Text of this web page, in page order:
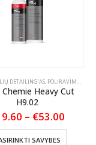
DETAILING'AS, POLIRAVIMAS
Chemie Heavy Cut
H9.02
– €53.00
SAVYBES
This product has multiple variants. The options may be chosen on the product page